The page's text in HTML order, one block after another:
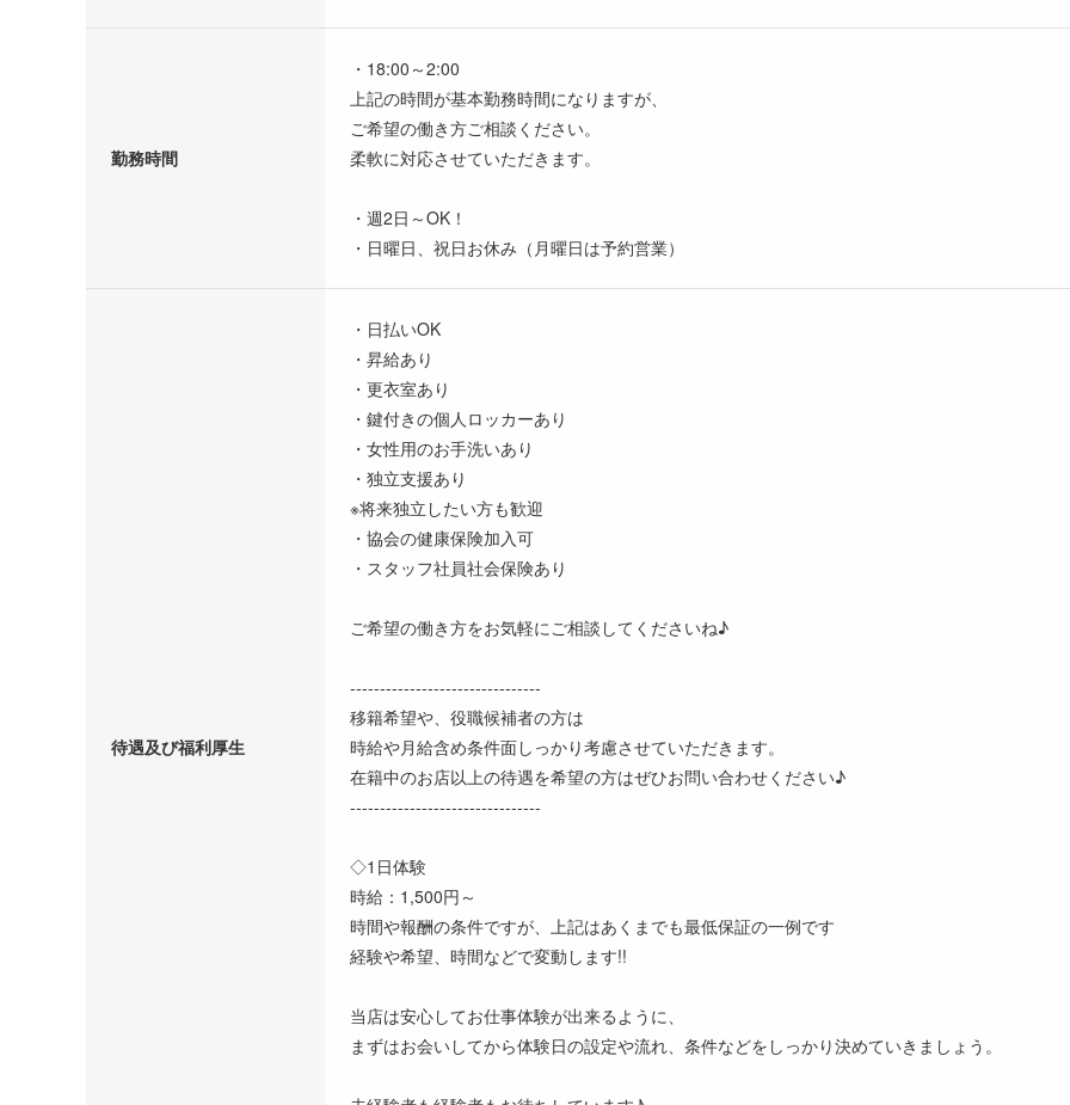
勤務時間
・18:00～2:00
上記の時間が基本勤務時間になりますが、
ご希望の働き方ご相談ください。
柔軟に対応させていただきます。
・週2日～OK！
・日曜日、祝日お休み（月曜日は予約営業）
待遇及び福利厚生
・日払いOK
・昇給あり
・更衣室あり
・鍵付きの個人ロッカーあり
・女性用のお手洗いあり
・独立支援あり
※将来独立したい方も歓迎
・協会の健康保険加入可
・スタッフ社員社会保険あり
ご希望の働き方をお気軽にご相談してくださいね♪
--------------------------------
移籍希望や、役職候補者の方は
時給や月給含め条件面しっかり考慮させていただきます。
在籍中のお店以上の待遇を希望の方はぜひお問い合わせください♪
--------------------------------
◇1日体験
時給：1,500円～
時間や報酬の条件ですが、上記はあくまでも最低保証の一例です
経験や希望、時間などで変動します!!
当店は安心してお仕事体験が出来るように、
まずはお会いしてから体験日の設定や流れ、条件などをしっかり決めていきましょう。